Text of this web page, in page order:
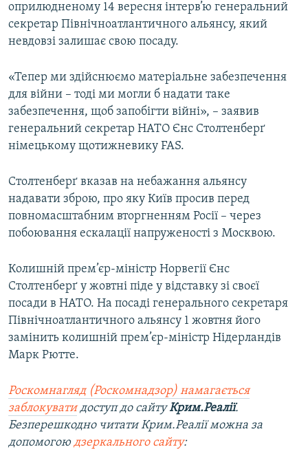
оприлюдненому 14 вересня інтерв’ю генеральний
секретар Північноатлантичного альянсу, який
невдовзі залишає свою посаду.
«Тепер ми здійснюємо матеріальне забезпечення
для війни – тоді ми могли б надати таке
забезпечення, щоб запобігти війні», – заявив
генеральний секретар НАТО Єнс Столтенберґ
німецькому щотижневику FAS.
Столтенберґ вказав на небажання альянсу
надавати зброю, про яку Київ просив перед
повномасштабним вторгненням Росії – через
побоювання ескалації напруженості з Москвою.
Колишній прем’єр-міністр Норвегії Єнс
Столтенберґ у жовтні піде у відставку зі своєї
посади в НАТО. На посаді генерального секретаря
Північноатлантичного альянсу 1 жовтня його
замінить колишній прем’єр-міністр Нідерландів
Марк Рютте.
Роскомнагляд (Роскомнадзор) намагається
заблокуватидоступ до сайтуКрим.Реалії.
Безперешкодно читати Крим.Реалії можна за
допомогою дзеркального сайту: